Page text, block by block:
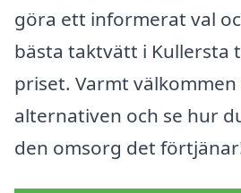
göra ett informerat val
bästa taktvätt i Kullersta
priset. Varmt
alternativen och se hur
den omsorg det